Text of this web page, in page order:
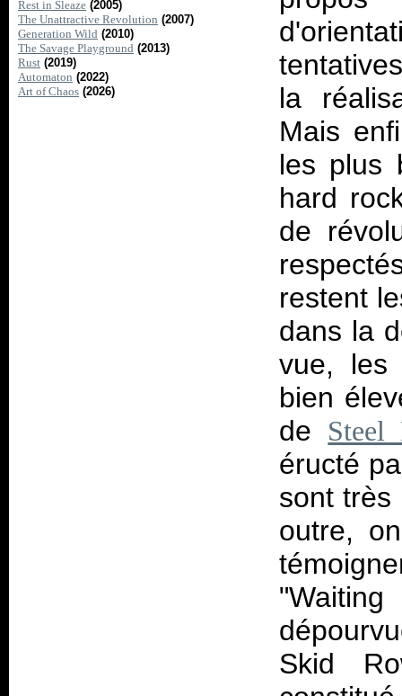
Rest in Sleaze (2005)
The Unattractive Revolution (2007)
Generation Wild (2010)
The Savage Playground (2013)
Rust (2019)
Automaton (2022)
Art of Chaos (2026)
la
Mais
les plus
hard
de
restent
dans la
vue, les
bien
de Steel
éructé
sont très
outre,
Skid